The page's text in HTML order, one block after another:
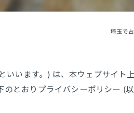
埼玉で
います。) は、本ウェブサイト
とおりプライバシーポリシー (